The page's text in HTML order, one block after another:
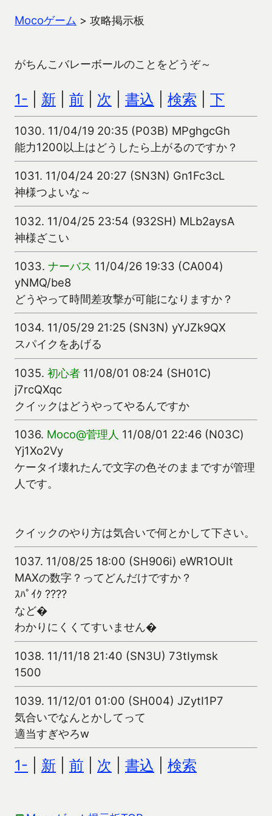
Mocoゲーム > 攻略掲示板
がちんこバレーボールのことをどうぞ～
1- 新 前 次 書込 検索 下
1030. 11/04/19 20:35 (P03B) MPghgcGh
能力1200以上はどうしたら上がるのですか？
1031. 11/04/24 20:27 (SN3N) Gn1Fc3cL
神様つよいな～
1032. 11/04/25 23:54 (932SH) MLb2aysA
神様ざこい
1033. ナーバス 11/04/26 19:33 (CA004)
yNMQ/be8
どうやって時間差攻撃が可能になりますか？
1034. 11/05/29 21:25 (SN3N) yYJZk9QX
スパイクをあげる
1035. 初心者 11/08/01 08:24 (SH01C)
j7rcQXqc
クイックはどうやってやるんですか
1036. Moco@菅理人 11/08/01 22:46 (N03C)
Yj1Xo2Vy
ケータイ壊れたんで文字の色そのままですが管理
人です。
クイックのやり方は気合いで何とかして下さい。
1037. 11/08/25 18:00 (SH906i) eWR1OUIt
MAXの数字？ってどんだけですか？
ｽﾊﾟｲｸ ????
など�
わかりにくくてすいません�
1038. 11/11/18 21:40 (SN3U) 73tIymsk
1500
1039. 11/12/01 01:00 (SH004) JZytI1P7
気合いでなんとかしてって
適当すぎやろw
1- 新 前 次 書込 検索